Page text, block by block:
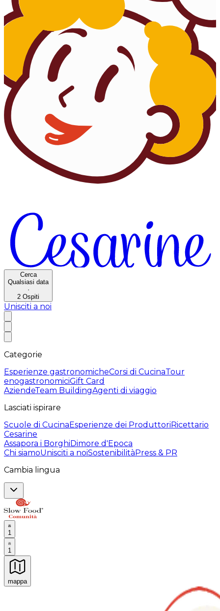
Cerca
Qualsiasi data
·
2 Ospiti
Unisciti a noi
Categorie
Esperienze gastronomicheCorsi di CucinaTour
enogastronomiciGift Card
AziendeTeam BuildingAgenti di viaggio
Lasciati ispirare
Scuole di CucinaEsperienze dei ProduttoriRicettario
Cesarine
Assapora i BorghiDimore d'Epoca
Chi siamoUnisciti a noiSostenibilitàPress & PR
Cambia lingua
1
1
mappa
Esperienze culinarie indimenticabili: Esperienze